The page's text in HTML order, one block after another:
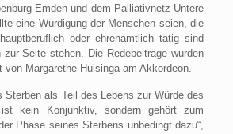
Emden und dem Palliativnetz Untere
eine Würdigung der Menschen seien, die
oder ehrenamtlich tätig sind
zur Seite stehen. Die Redebeiträge wurden
von Margarethe Huisinga am Akkordeon.
Sterben als Teil des Lebens zur Würde des
ist kein Konjunktiv, sondern gehört zum
Phase seines Sterbens unbedingt dazu“,